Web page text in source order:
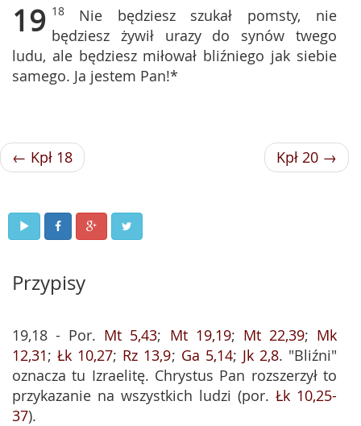
19 18 Nie będziesz szukał pomsty, nie
będziesz żywił urazy do synów twego
ludu, ale będziesz miłował bliźniego jak siebie
samego. Ja jestem Pan!*
← Kpł 18 Kpł 20 →
Przypisy
19,18 - Por. Mt 5,43; Mt 19,19; Mt 22,39; Mk
12,31;Łk 10,27; Rz 13,9; Ga 5,14; Jk 2,8. "Bliźni"
oznacza tu Izraelitę. Chrystus Pan rozszerzył to
przykazanie na wszystkich ludzi (por. Łk 10,25-
37).